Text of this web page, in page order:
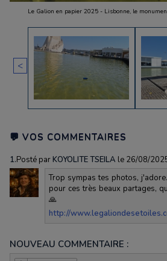
Le Galion en papier 2025 - Lisbonne, le
<
💬 VOS COMMENTAIRES
1.Posté parKOYOLITE TSEILA le 26/08/
Trop sympas tes photos,
pour ces très beaux partages,
🙏
http://
NOUVEAU COMMENTAIRE :